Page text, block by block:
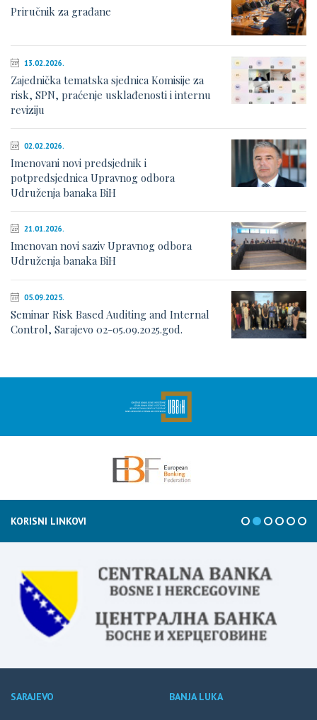
Priručnik za građane
13.02.2026.
Zajednička tematska sjednica Komisije za
risk, SPN, praćenje usklađenosti i internu
reviziju
02.02.2026.
Imenovani novi predsjednik i
potpredsjednica Upravnog odbora
Udruženja banaka BiH
21.01.2026.
Imenovan novi saziv Upravnog odbora
Udruženja banaka BiH
05.09.2025.
Seminar Risk Based Auditing and Internal
Control, Sarajevo 02-05.09.2025.god.
KORISNI LINKOVI
SARAJEVO BANJA LUKA